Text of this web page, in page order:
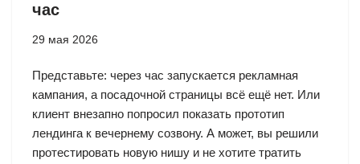
час
29 мая 2026
Представьте: через час запускается рекламная
кампания, а посадочной страницы всё ещё нет. Или
клиент внезапно попросил показать прототип
лендинга к вечернему созвону. А может, вы решили
протестировать новую нишу и не хотите тратить